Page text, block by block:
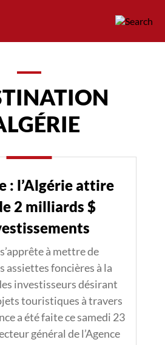
: l’Algérie attire
2 milliards $
s’apprête à mettre de
assiettes foncières à la
investisseurs désirant
touristiques à travers
a été faite ce samedi 23
général de l’Agence